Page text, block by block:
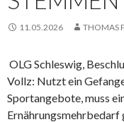
11.05.2026 THOMAS
OLG Schleswig,
Vollz: Nutzt ein
Sportangebote, muss